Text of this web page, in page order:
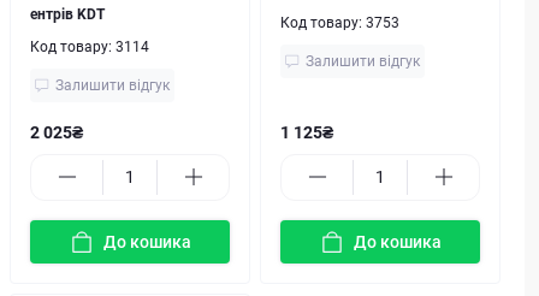
ентрів KDT
Код товару: 3114
Залишити відгук
2 025₴
До кошика
Код товару: 3753
Залишити відгук
1 125₴
До кошика